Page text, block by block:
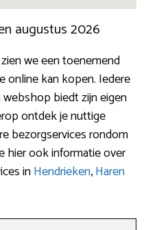
augustus 2026
we een toenemend
online kan kopen. Iedere
biedt zijn eigen
ontdek je nuttige
bezorgservices rondom
hier ook informatie over
inHendrieken,Haren